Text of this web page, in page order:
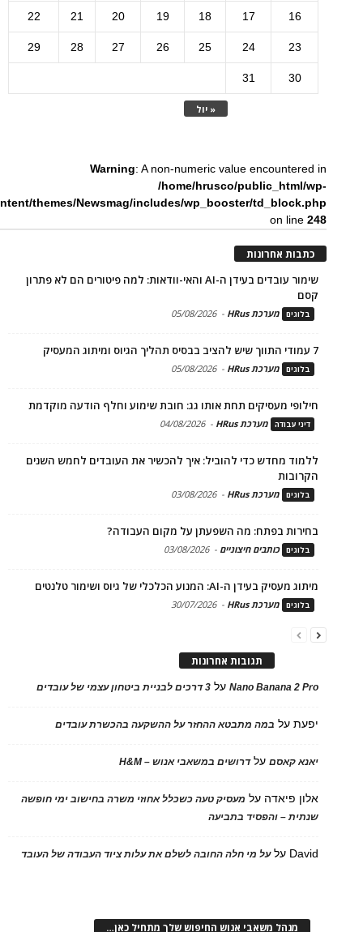
« יול
16
17
18
19
20
21
22
23
24
25
26
27
28
29
30
31
Warning: A non-numeric value encountered in
/home/hrusco/public_html/wp-
themes/Newsmag/includes/wp_booster/td_block.php
on line248
כתבות אחרונות
שימור עובדים בעידן ה-AI והאי-וודאות: למה פיטורים הם לא פתרון
קסם
בלוגים מערכת HRus -
05/08/2026
7 עמודי התווך שיש להציב בבסיס תהליך הגיוס ומיתוג המעסיק
בלוגים מערכת HRus -
05/08/2026
חילופי מעסיקים תחת אותו גג: חובת שימוע וחלף הודעה מוקדמת
דיני עבודה מערכת HRus -
04/08/2026
ללמוד מחדש כדי להוביל: איך להכשיר את העובדים לחמש השנים
הקרובות
בלוגים מערכת HRus -
03/08/2026
בחירות בפתח: מה השפעתן על מקום העבודה?
בלוגים כותבים חיצוניים -
03/08/2026
מיתוג מעסיק בעידן ה-AI: המנוע הכלכלי של גיוס ושימור טלנטים
בלוגים מערכת HRus -
30/07/2026
תגובות אחרונות
Nano Banana 2 Proעל 3 דרכים לבניית ביטחון עצמי של עובדים
יפעתעל במה מתבטא ההחזר על ההשקעה בהכשרת עובדים
יאנא קאסםעלדרושים במשאבי אנוש – H&M
אלון פיאדה על מעסיק טעה כשכלל אחוזי משרה בחישוב ימי חופשה
שנתית – והפסיד בתביעה
David עלעל מי חלה החובה לשלם את עלות ציוד העבודה של העובד
מנהל משאבי אנוש החיפוש שלך מתחיל כאן…